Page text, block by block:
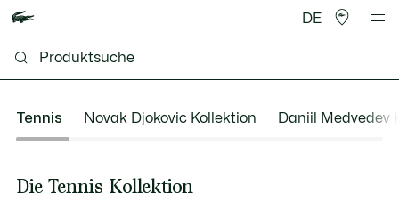
DE
Tennis Novak Djokovic Kollektion Daniil Medvedev
Die Tennis Kollektion